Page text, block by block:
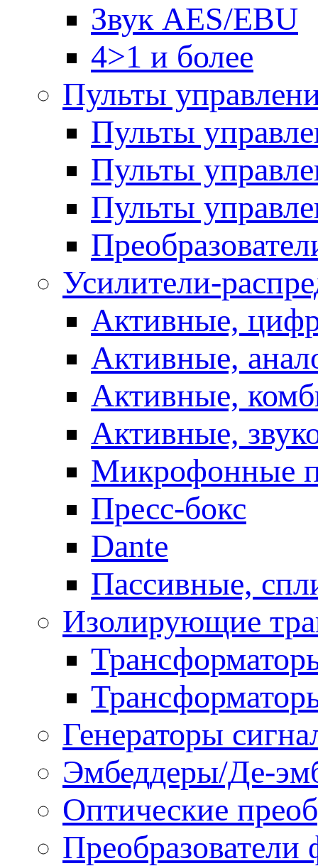
Звук AES/EBU
4>1 и более
Пульты
Пульты
Пульты
Пульты
Усилители-
Активные,
Активные,
Активные,
Активные,
Микрофонные
Пресс-бокс
Dante
Пассивные,
Изолирующие
Генераторы
Эмбеддеры/Де-
Оптические
Преобразователи